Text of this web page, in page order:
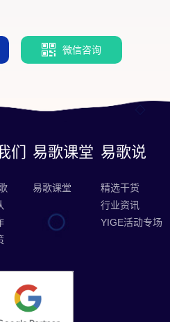
微信咨询
们 易歌课堂
易歌课堂
易歌说
精选干货
行业资讯
YIGE活动专场